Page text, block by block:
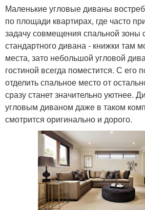
Маленькие угловые диваны
по площади квартирах, где часто
задачу совмещения спальной зоны
стандартного дивана - книжки там
места, зато небольшой угловой
гостиной всегда поместится. С
отделить спальное место от
сразу станет значительно уютнее.
угловым диваном даже в таком
смотрится оригинально и дорого.